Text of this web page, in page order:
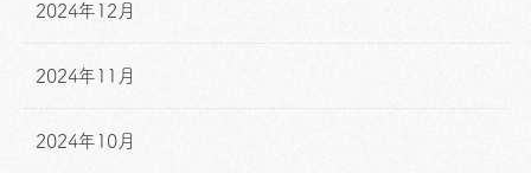
2024年12月
2024年11月
2024年10月